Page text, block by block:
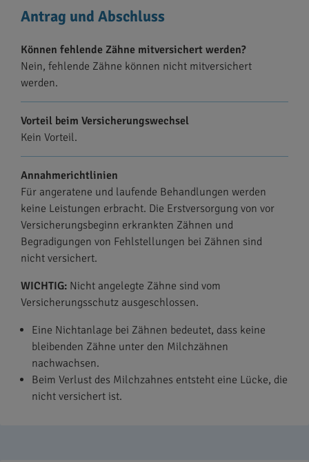
Antrag und Abschluss
Können fehlende Zähne mitversichert werden?
Nein, fehlende Zähne können nicht mitversichert
werden.
Vorteil beim Versicherungswechsel
Kein Vorteil.
Annahmerichtlinien
Für angeratene und laufende Behandlungen werden
keine Leistungen erbracht. Die Erstversorgung von vor
Versicherungsbeginn erkrankten Zähnen und
Begradigungen von Fehlstellungen bei Zähnen sind
nicht versichert.
WICHTIG: Nicht angelegte Zähne sind vom
Versicherungsschutz ausgeschlossen.
Eine Nichtanlage bei Zähnen bedeutet, dass keine
bleibenden Zähne unter den Milchzähnen
nachwachsen.
Beim Verlust des Milchzahnes entsteht eine Lücke, die
nicht versichert ist.